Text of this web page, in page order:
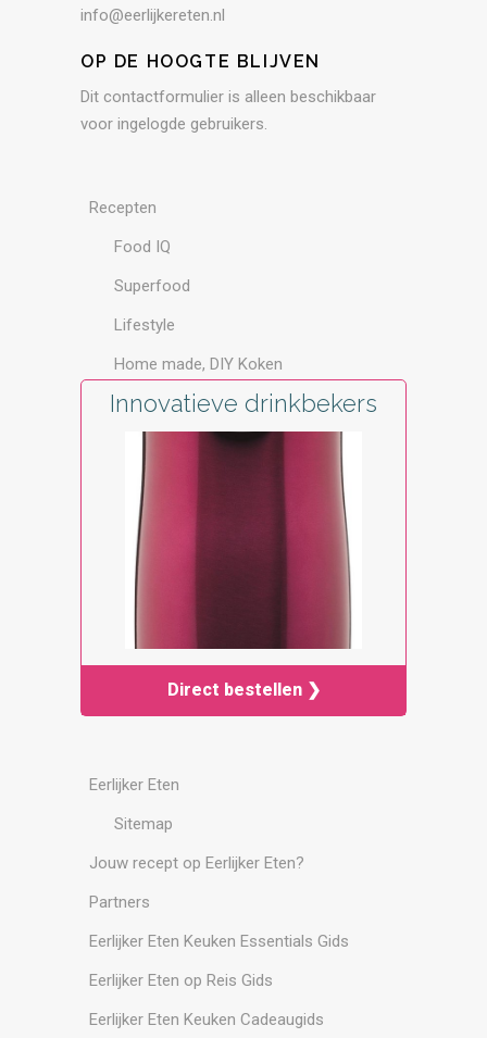
info@eerlijkereten.nl
OP DE HOOGTE BLIJVEN
Dit contactformulier is alleen beschikbaar
voor ingelogde gebruikers.
Recepten
Food IQ
Superfood
Lifestyle
Home made, DIY Koken
Innovatieve drinkbekers
Direct bestellen ❯
Eerlijker Eten
Sitemap
Jouw recept op Eerlijker Eten?
Partners
Eerlijker Eten Keuken Essentials Gids
Eerlijker Eten op Reis Gids
Eerlijker Eten Keuken Cadeaugids